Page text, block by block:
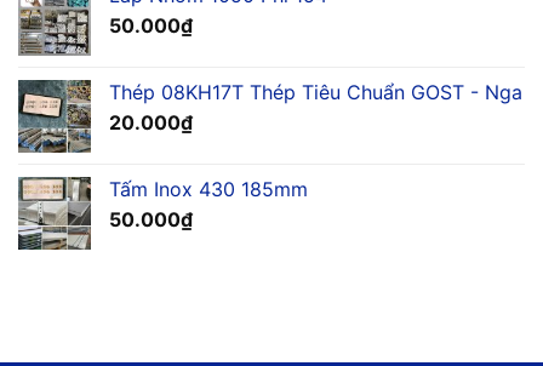
50.000₫
Thép 08KH17T Thép Tiêu Chuẩn GOST - Nga
20.000₫
Tấm Inox 430 185mm
50.000₫